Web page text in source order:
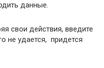
данные.
свои действия, введите
не удается, придется